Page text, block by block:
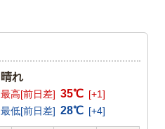
晴れ
最高[前日差] 35℃ [+1]
最低[前日差] 28℃ [+4]